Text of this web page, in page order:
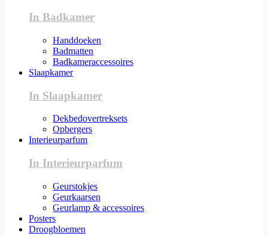
In Badkamer
Handdoeken
Badmatten
Badkameraccessoires
Slaapkamer
In Slaapkamer
Dekbedovertreksets
Opbergers
Interieurparfum
In Interieurparfum
Geurstokjes
Geurkaarsen
Geurlamp & accessoires
Posters
Droogbloemen